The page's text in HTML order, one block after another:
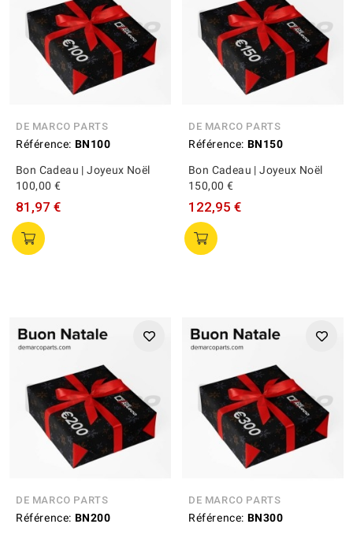
DE MARCO PARTS
Référence: BN100
Bon Cadeau | Joyeux Noël
100,00 €
81,97 €
DE MARCO PARTS
Référence: BN150
Bon Cadeau | Joyeux Noël
150,00 €
122,95 €
DE MARCO PARTS
Référence: BN200
DE MARCO PARTS
Référence: BN300